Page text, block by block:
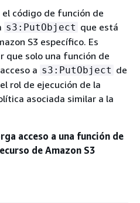
el código de función de
s3:PutObject que está
S3 específico. Es
que solo una función de
a s3:PutObject de
rol de ejecución de la
asociada similar a la
acceso a una función de
de Amazon S3